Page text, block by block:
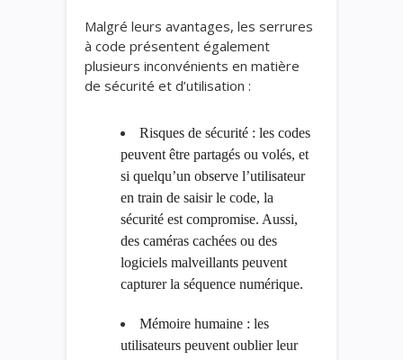
Malgré leurs avantages, les serrures
à code présentent également
plusieurs inconvénients en matière
de sécurité et d’utilisation :
Risques de sécurité : les codes
peuvent être partagés ou volés, et
si quelqu’un observe l’utilisateur
en train de saisir le code, la
sécurité est compromise. Aussi,
des caméras cachées ou des
logiciels malveillants peuvent
capturer la séquence numérique.
Mémoire humaine : les
utilisateurs peuvent oublier leur